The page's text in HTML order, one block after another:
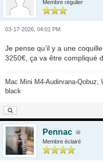
Membre régulier
03-17-2026, 04:01 PM
Je pense qu’il y a une
3250€, ça va être compliqué
Mac Mini M4-Audirvana-
black
Pennac
Membre éclairé